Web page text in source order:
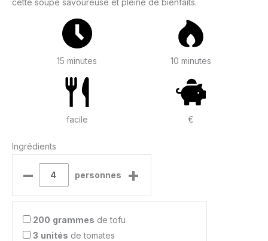
cette soupe savoureuse et pleine de bienfaits.
15 minutes 10 minutes
facile €
Ingrédients
– personnes +
200 grammes de tofu
3 unités de tomates